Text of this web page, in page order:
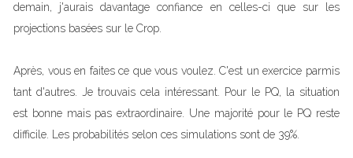
demain, j'aurais davantage confiance en celles-ci que sur les
projections basées sur le Crop.
Après, vous en faites ce que vous voulez. C'est un exercice parmis
tant d'autres. Je trouvais cela intéressant. Pour le PQ, la situation
est bonne mais pas extraordinaire. Une majorité pour le PQ reste
difficile. Les probabilités selon ces simulations sont de 39%.